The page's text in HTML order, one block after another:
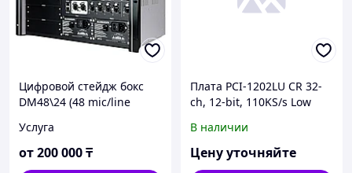
Цифровой стейдж бокс
DM48\24 (48 mic/line
Услуга
от200 000₸
Плата PCI-1202LU CR 32-
ch, 12-bit, 110KS/s Low
Board (1k word FIFO)
В наличии
Цену уточняйте